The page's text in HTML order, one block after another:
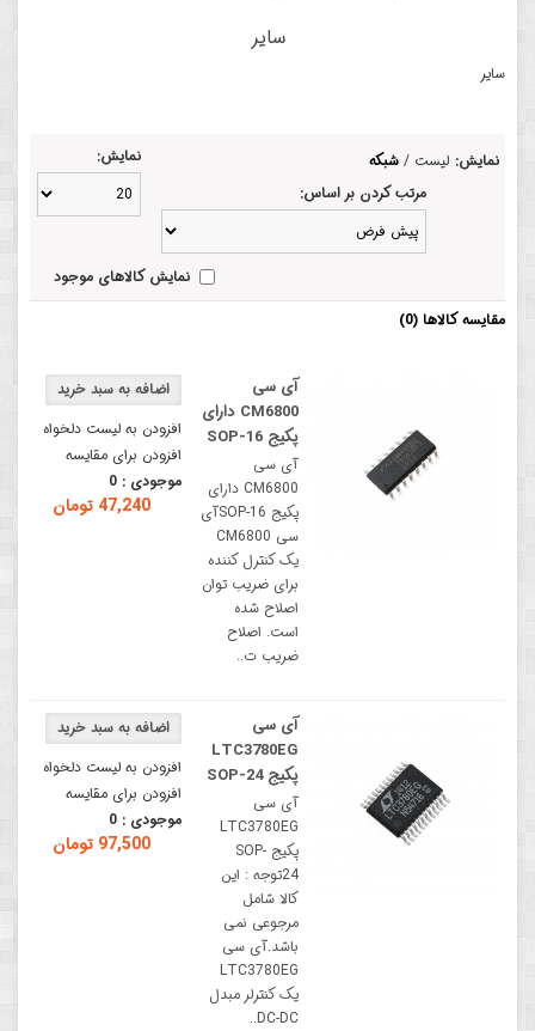
سایر
سایر
نمایش: لیست / شبکه
نمایش:
مرتب کردن بر اساس:
نمایش کالاهای موجود
مقایسه کالاها (0)
افزودن به لیست دلخواه
افزودن برای مقایسه
موجودی : 0
47,240 تومان
آی سی
CM6800 دارای
پکیج SOP-16
آی سی
CM6800 دارای
پکیج SOP-16آی
سی CM6800
یک کنترل کننده
برای ضریب توان
اصلاح شده
است. اصلاح
ضریب ت..
افزودن به لیست دلخواه
افزودن برای مقایسه
موجودی : 0
97,500 تومان
آی سی
LTC3780EG
پکیج SOP-24
آی سی
LTC3780EG
پکیج SOP-
24توجه : این
کالا شامل
مرجوعی نمی
باشد.آی سی
LTC3780EG
یک کنترلر مبدل
DC-DC..